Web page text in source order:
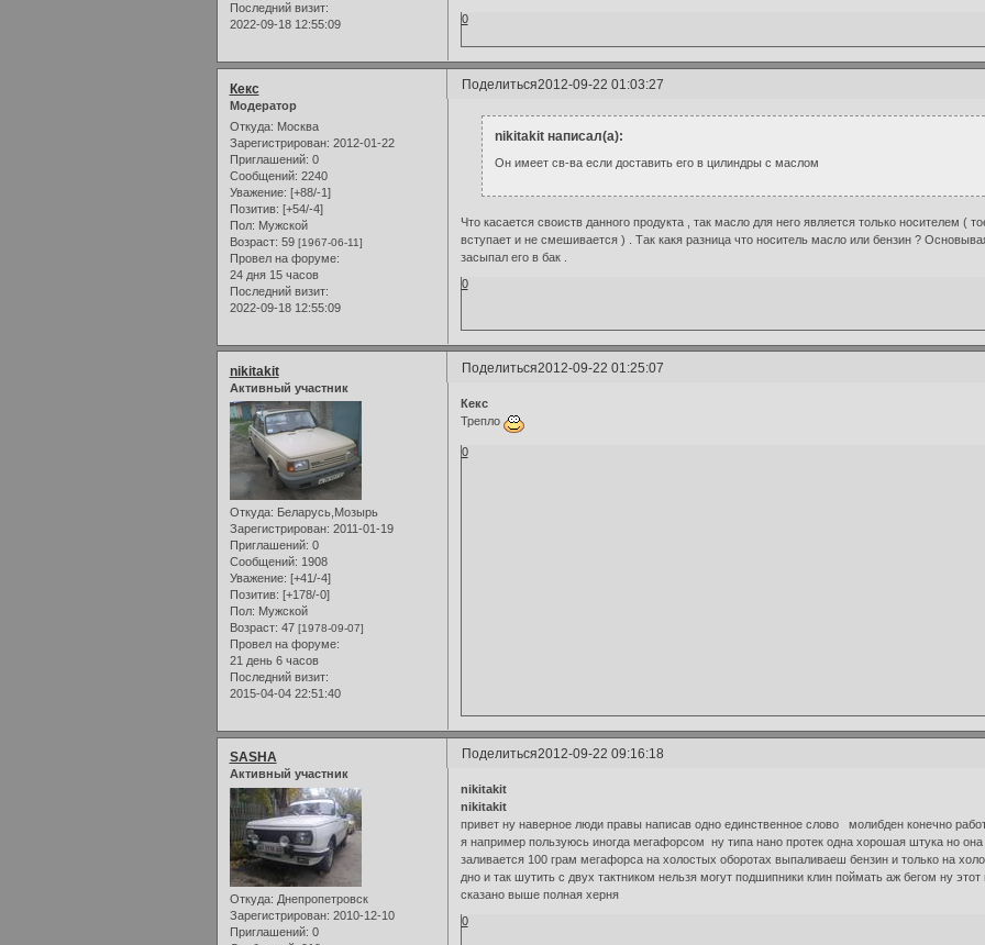
Последний визит:
2022-09-18 12:55:09
0
Поделиться2012-09-22 01:03:27
Кекс
Модератор
Откуда: Москва
Зарегистрирован: 2012-01-22
Приглашений: 0
Сообщений: 2240
Уважение: [+88/-1]
Позитив: [+54/-4]
Пол: Мужской
Возраст: 59 [1967-06-11]
Провел на форуме:
24 дня 15 часов
Последний визит:
2022-09-18 12:55:09
nikitakit написал(а):
Он имеет св-ва если доставить его в цилиндры с маслом
Что касается своиств данного продукта , так масло для него является только носителем (
вступает и не смешивается ) . Так какя разница что носитель масло или бензин ?
засыпал его в бак .
0
Поделиться2012-09-22 01:25:07
nikitakit
Активный участник
Откуда: Беларусь,Мозырь
Зарегистрирован: 2011-01-19
Приглашений: 0
Сообщений: 1908
Уважение: [+41/-4]
Позитив: [+178/-0]
Пол: Мужской
Возраст: 47 [1978-09-07]
Провел на форуме:
21 день 6 часов
Последний визит:
2015-04-04 22:51:40
Кекс
Трепло
0
Поделиться2012-09-22 09:16:18
SASHA
Активный участник
Откуда: Днепропетровск
Зарегистрирован: 2010-12-10
Приглашений: 0
nikitakit
nikitakit
привет ну наверное люди правы написав одно единственное слово молибден конечно
я например пользуюсь иногда мегафорсом ну типа нано протек одна хорошая штука но она
заливается 100 грам мегафорса на холостых оборотах выпаливаеш бензин и только на
дно и так шутить с двух тактником нельзя могут подшипники клин поймать аж бегом ну
сказано выше полная херня
0